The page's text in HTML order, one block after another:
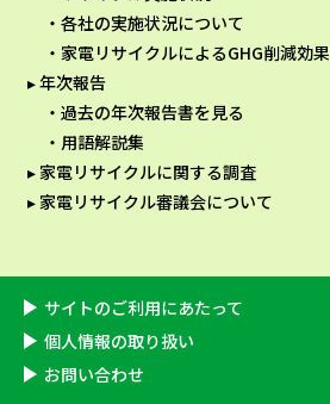
各社の実施状況について
家電リサイクルによるGHG削減効果
年次報告
過去の年次報告書を見る
用語解説集
家電リサイクルに関する調査
家電リサイクル審議会について
サイトのご利用にあたって
個⼈情報の取り扱い
お問い合わせ